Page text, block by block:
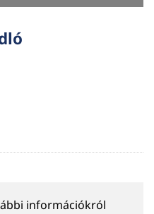
információkról